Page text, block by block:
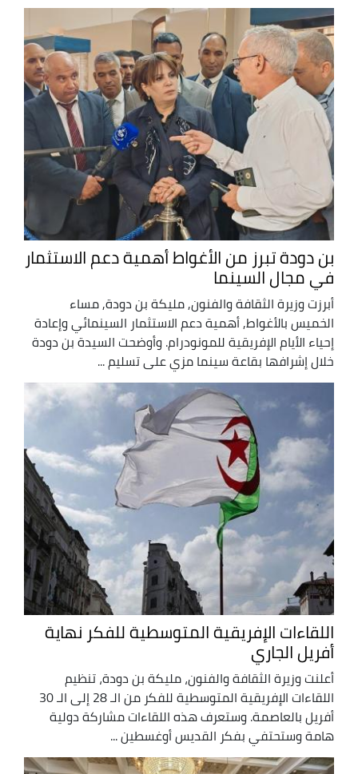
بن دودة تبرز من الأغواط أهمية دعم الاستثمار
في مجال السينما
أبرزت وزيرة الثقافة والفنون, مليكة بن دودة, مساء
الخميس بالأغواط, أهمية دعم الاستثمار السينمائي وإعادة
إحياء الأيام الإفريقية للمونودرام. وأوضحت السيدة بن دودة
خلال إشرافها بقاعة سينما مزي على تسليم ...
اللقاءات الإفريقية المتوسطية للفكر نهاية
أفريل الجاري
أعلنت وزيرة الثقافة والفنون، مليكة بن دودة، تنظيم
اللقاءات الإفريقية المتوسطية للفكر من الـ 28 إلى الـ 30
أفريل بالعاصمة. وستعرف هذه اللقاءات مشاركة دولية
هامة وستحتفي بفكر القديس أوغسطين ...